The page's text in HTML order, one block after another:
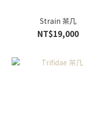
Strain 茶几
NT$19,000